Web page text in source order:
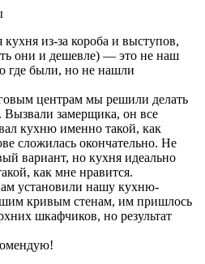
из-за короба и выступов,
они и дешевле) — это не наш
где были, но не нашли
центрам мы решили делать
Вызвали замерщика, он все
кухню именно такой, как
сложилась окончательно. Не
вариант, но кухня идеально
как мне нравится.
установили нашу кухню-
кривым стенам, им пришлось
шкафчиков, но результат